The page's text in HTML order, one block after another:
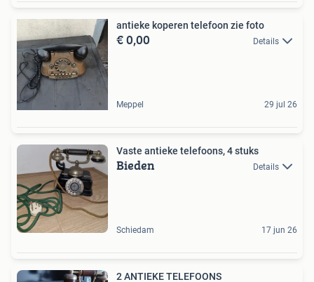
antieke koperen telefoon zie foto
€ 0,00 Details
Meppel 29 jul 26
Vaste antieke telefoons, 4 stuks
Bieden Details
Schiedam 17 jun 26
2 ANTIEKE TELEFOONS